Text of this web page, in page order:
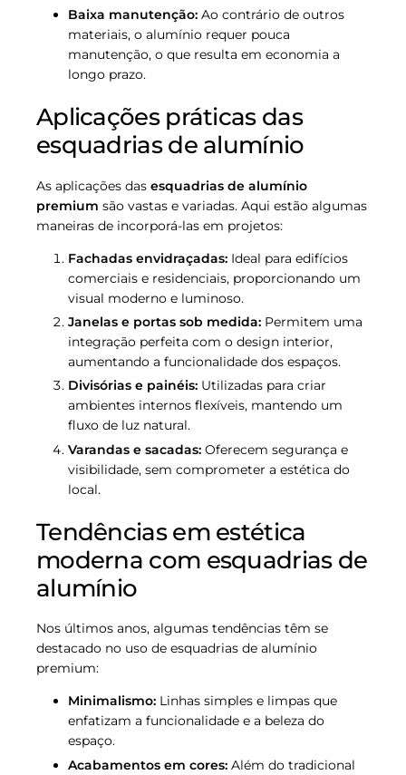
Baixa manutenção: Ao contrário de outros
materiais, o alumínio requer pouca
manutenção, o que resulta em economia a
longo prazo.
Aplicações práticas das
esquadrias de alumínio
As aplicações das esquadrias de alumínio
premium são vastas e variadas. Aqui estão algumas
maneiras de incorporá-las em projetos:
Fachadas envidraçadas: Ideal para edifícios
comerciais e residenciais, proporcionando um
visual moderno e luminoso.
Janelas e portas sob medida: Permitem uma
integração perfeita com o design interior,
aumentando a funcionalidade dos espaços.
Divisórias e painéis: Utilizadas para criar
ambientes internos flexíveis, mantendo um
fluxo de luz natural.
Varandas e sacadas: Oferecem segurança e
visibilidade, sem comprometer a estética do
local.
Tendências em estética
moderna com esquadrias de
alumínio
Nos últimos anos, algumas tendências têm se
destacado no uso de esquadrias de alumínio
premium:
Minimalismo: Linhas simples e limpas que
enfatizam a funcionalidade e a beleza do
espaço.
Acabamentos em cores: Além do tradicional